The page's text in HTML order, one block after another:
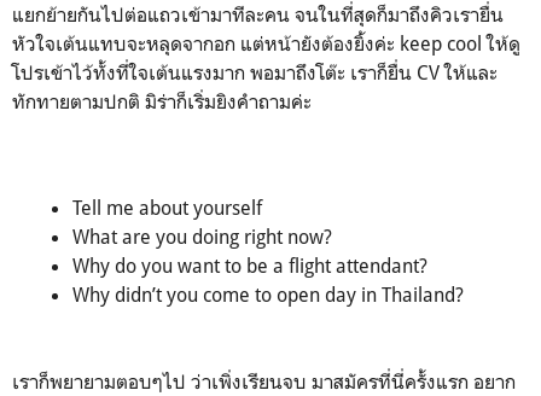
แยกย้ายกันไปต่อแถวเข้ามาทีละคน จนในที่สุดก็มาถึงคิวเรายื่น
หัวใจเต้นแทบจะหลุดจากอก แต่หน้ายังต้องยิ้งค่ะ keep cool ให้ดู
โปรเข้าไว้ทั้งที่ใจเต้นแรงมาก พอมาถึงโต๊ะ เราก็ยื่น CV ให้และ
ทักทายตามปกติ มิร่าก็เริ่มยิงคำถามค่ะ
Tell me about yourself
What are you doing right now?
Why do you want to be a flight attendant?
Why didn’t you come to open day in Thailand?
เราก็พยายามตอบๆไป ว่าเพิ่งเรียนจบ มาสมัครที่นี่ครั้งแรก อยาก